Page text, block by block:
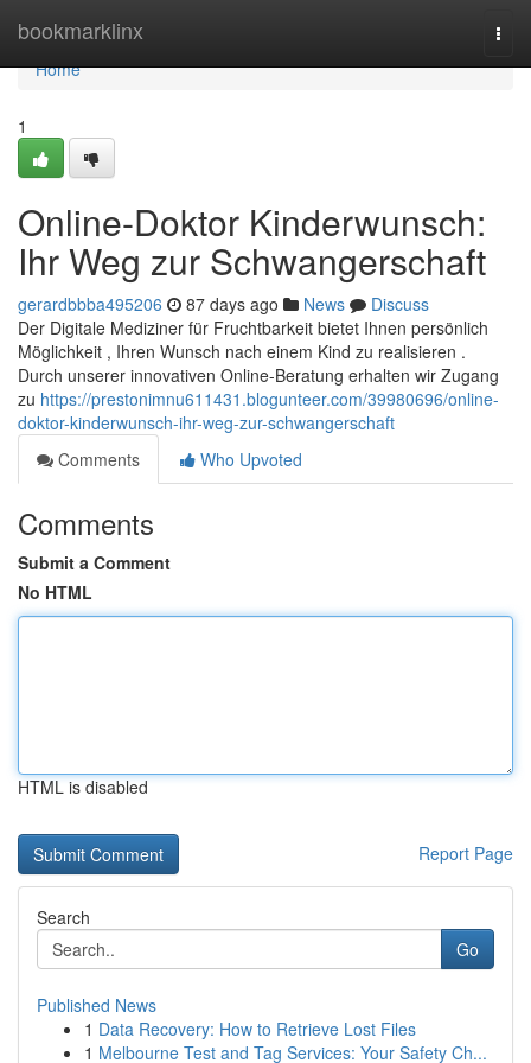
bookmarklinx
Home
Home
1
Online-Doktor Kinderwunsch:
Ihr Weg zur Schwangerschaft
gerardbbba495206 87 days ago News
Discuss
Der Digitale Mediziner für Fruchtbarkeit bietet Ihnen persönlich
Möglichkeit , Ihren Wunsch nach einem Kind zu realisieren .
Durch unserer innovativen Online-Beratung erhalten wir Zugang
zu https://prestonimnu611431.blogunteer.com/39980696/online-
doktor-kinderwunsch-ihr-weg-zur-schwangerschaft
Comments
Who Upvoted
Comments
Submit a Comment
No HTML
HTML is disabled
Report Page
Search
Go
Published News
1 Data Recovery: How to Retrieve Lost Files
1 Melbourne Test and Tag Services: Your Safety Ch...